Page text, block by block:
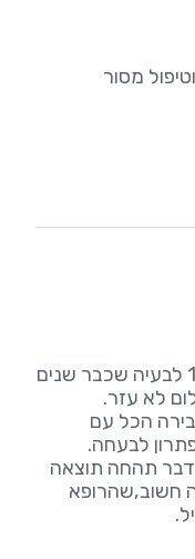
מסור
שלום, הגעתי עם הבת שלי בת ה10 לבעיה שכבר שנים
לא עזר.
הכל עם
לבעחה.
דבר תהחה תוצאה
חשוב,שהרופא